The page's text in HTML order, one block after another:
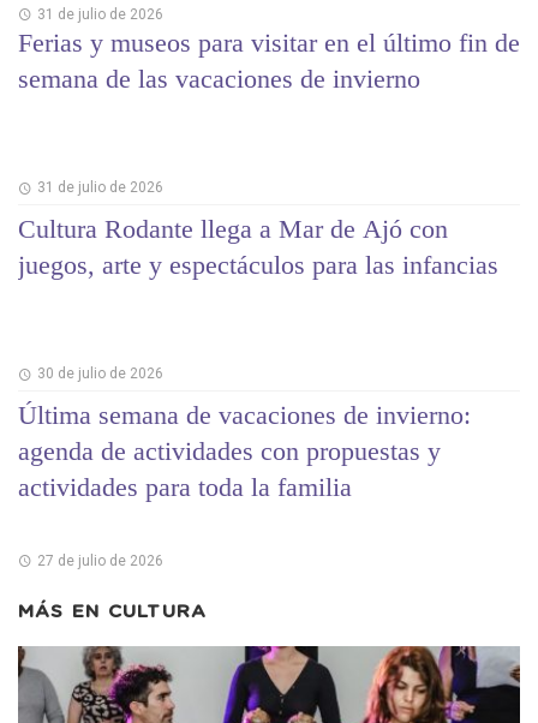
31 de julio de 2026
Ferias y museos para visitar en el último fin de
semana de las vacaciones de invierno
31 de julio de 2026
Cultura Rodante llega a Mar de Ajó con
juegos, arte y espectáculos para las infancias
30 de julio de 2026
Última semana de vacaciones de invierno:
agenda de actividades con propuestas y
actividades para toda la familia
27 de julio de 2026
MÁS EN CULTURA